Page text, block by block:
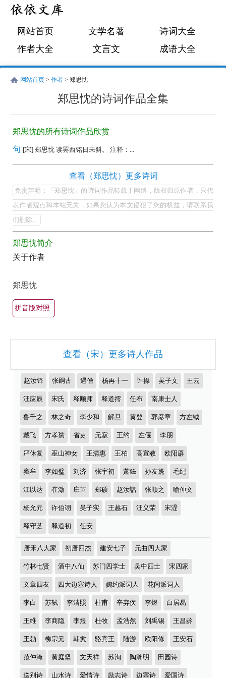
网站首页 文学名著
诗词大全
作者大全
文言文 成语大全
网站首页 > 作者 > 郑思忱
郑思忱的诗词作品全集
郑
思
忱
词
作
品
全
集
欣
赏
部
有
锦）-
古
大
全
郑思忱的所有诗词作品欣赏
句-[宋] 郑思忱 读罢西铭日未斜。 注释：...
思
忱
的
最
美
最
名
古
诗
（精
首）
查看（郑思忱）更多诗词
免责声明：「郑思忱」的诗词作品转载于网络，版权归原作者，只代
表作者观点和本站无关，如果您认为本文侵犯了您的权益，请联系我
们删除。
郑思忱简介
关于作者
郑思忱
拼音版对照
查看（宋）更多诗人作品
推
荐
作
者
赵汝铎 张嗣古 遇僧 杨再十一 许操 吴子文 王云
汪应辰 宋氏 释顺师 释道摴 任布 南康士人
鲁千之 林之奇 李少和 解旦 黄登 郭彦章 方左钺
戴飞 方孝孺 省吏 元寂 王约 左偃 李朋
严休复 巫山神女 王清惠 王柏 高宣教 欧阳辟
窦牟 李如璧 刘济 张宇初 萧鎡 孙友篪 毛纪
江以达 崔澂 庄革 郑硕 赵汝譡 张顺之 喻仲文
杨允元 许伯诩 吴子实 王越石 汪义荣 宋湜
释守芝 释道初 任安
诗
词
分
类
唐宋八大家 初唐四杰 建安七子 元曲四大家
竹林七贤 酒中八仙 苏门四学士 吴中四士 宋四家
文章四友 四大边塞诗人 婉约派词人 花间派词人
李白 苏轼 李清照 杜甫 辛弃疾 李煜 白居易
王维 李商隐 李煜 杜牧 孟浩然 刘禹锡 王昌龄
王勃 柳宗元 韩愈 骆宾王 陆游 欧阳修 王安石
范仲淹 黄庭坚 文天祥 苏洵 陶渊明 田园诗
送别诗 山水诗 爱情诗 励志诗 边塞诗 爱国诗